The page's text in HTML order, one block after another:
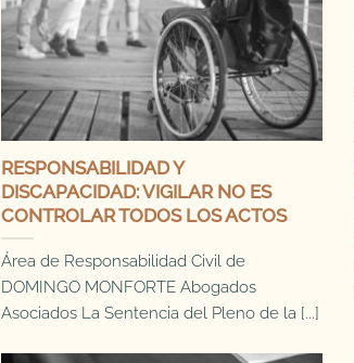
RESPONSABILIDAD Y
DISCAPACIDAD: VIGILAR NO ES
CONTROLAR TODOS LOS ACTOS
Área de Responsabilidad Civil de
DOMINGO MONFORTE Abogados
Asociados La Sentencia del Pleno de la [...]